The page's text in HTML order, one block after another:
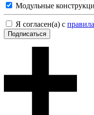
Модульные
Я согласен(а) с
Подписаться